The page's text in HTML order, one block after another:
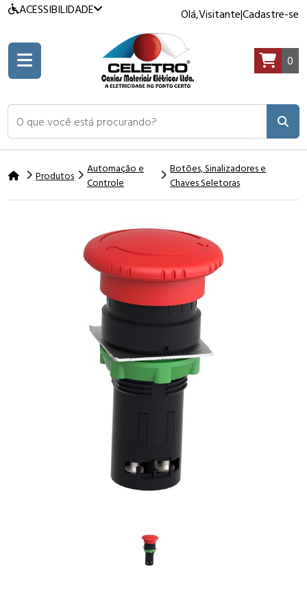
ACESSIBILIDADE Olá,Visitante|Cadastre-se
O que você está procurando?
0
Produtos
Automação e
Controle
Botões, Sinalizadores e
Chaves Seletoras